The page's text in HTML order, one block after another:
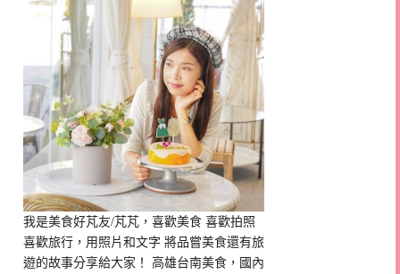
我是美食好芃友/芃芃，喜歡美食 喜歡拍照
喜歡旅行，用照片和文字 將品嘗美食還有旅
遊的故事分享給大家！ 高雄台南美食，國內